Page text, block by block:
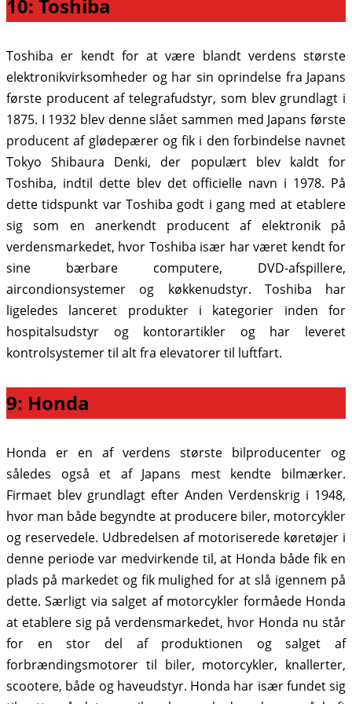
10: Toshiba
Toshiba er kendt for at være blandt verdens største
elektronikvirksomheder og har sin oprindelse fra Japans
første producent af telegrafudstyr, som blev grundlagt i
1875. I 1932 blev denne slået sammen med Japans første
producent af glødepærer og fik i den forbindelse navnet
Tokyo Shibaura Denki, der populært blev kaldt for
Toshiba, indtil dette blev det officielle navn i 1978. På
dette tidspunkt var Toshiba godt i gang med at etablere
sig som en anerkendt producent af elektronik på
verdensmarkedet, hvor Toshiba især har været kendt for
sine bærbare computere, DVD-afspillere,
aircondionsystemer og køkkenudstyr. Toshiba har
ligeledes lanceret produkter i kategorier inden for
hospitalsudstyr og kontorartikler og har leveret
kontrolsystemer til alt fra elevatorer til luftfart.
9: Honda
Honda er en af verdens største bilproducenter og
således også et af Japans mest kendte bilmærker.
Firmaet blev grundlagt efter Anden Verdenskrig i 1948,
hvor man både begyndte at producere biler, motorcykler
og reservedele. Udbredelsen af motoriserede køretøjer i
denne periode var medvirkende til, at Honda både fik en
plads på markedet og fik mulighed for at slå igennem på
dette. Særligt via salget af motorcykler formåede Honda
at etablere sig på verdensmarkedet, hvor Honda nu står
for en stor del af produktionen og salget af
forbrændingsmotorer til biler, motorcykler, knallerter,
scootere, både og haveudstyr. Honda har især fundet sig